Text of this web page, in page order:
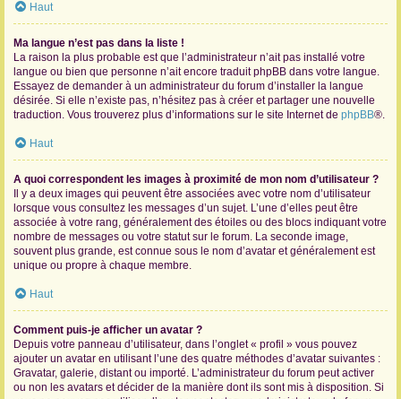
Haut
Ma langue n’est pas dans la liste !
La raison la plus probable est que l’administrateur n’ait pas installé votre
langue ou bien que personne n’ait encore traduit phpBB dans votre langue.
Essayez de demander à un administrateur du forum d’installer la langue
désirée. Si elle n’existe pas, n’hésitez pas à créer et partager une nouvelle
traduction. Vous trouverez plus d’informations sur le site Internet de phpBB®.
Haut
A quoi correspondent les images à proximité de mon nom d’utilisateur ?
Il y a deux images qui peuvent être associées avec votre nom d’utilisateur
lorsque vous consultez les messages d’un sujet. L’une d’elles peut être
associée à votre rang, généralement des étoiles ou des blocs indiquant votre
nombre de messages ou votre statut sur le forum. La seconde image,
souvent plus grande, est connue sous le nom d’avatar et généralement est
unique ou propre à chaque membre.
Haut
Comment puis-je afficher un avatar ?
Depuis votre panneau d’utilisateur, dans l’onglet « profil » vous pouvez
ajouter un avatar en utilisant l’une des quatre méthodes d’avatar suivantes :
Gravatar, galerie, distant ou importé. L’administrateur du forum peut activer
ou non les avatars et décider de la manière dont ils sont mis à disposition. Si